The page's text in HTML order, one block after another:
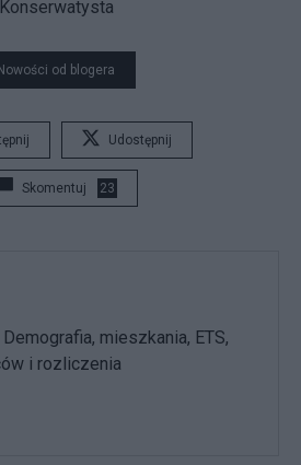
Konserwatysta
od blogera
Udostępnij
Skomentuj 23
mieszkania, ETS,
i rozliczenia